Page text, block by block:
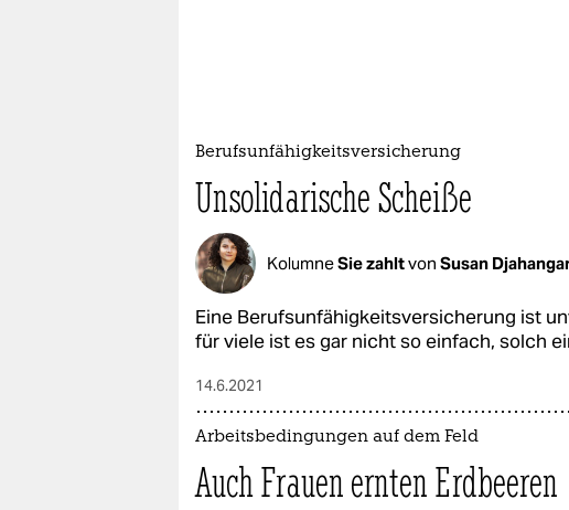
Berufsunfähigkeitsversicherung
Unsolidarische Scheiße
KolumneSie zahltvon Susan
Eine Berufsunfähigkeitsversicherung ist
für viele ist es gar nicht so einfach, solch
14.6.2021
Arbeitsbedingungen auf dem Feld
Auch Frauen ernten Erdbeeren